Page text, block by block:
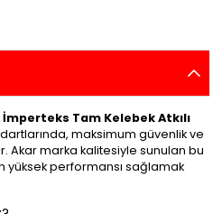
İmperteks Tam Kelebek Atkılı
maksimum güvenlik ve
Akar marka kalitesiyle sunulan bu
performansı sağlamak